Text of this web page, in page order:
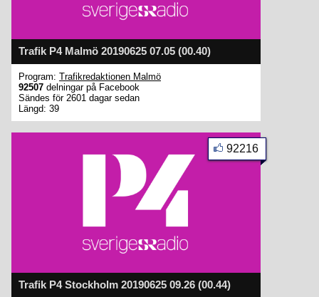
Trafik P4 Malmö 20190625 07.05 (00.40)
Program: Trafikredaktionen Malmö
92507 delningar på Facebook
Sändes för 2601 dagar sedan
Längd: 39
Trafik P4 Stockholm 20190625 09.26 (00.44)
92216